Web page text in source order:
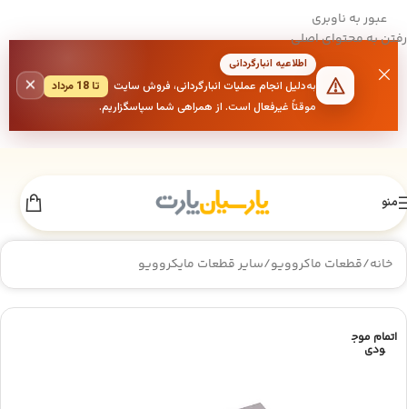
عبور به ناوبری
رفتن به محتوای اصلی
اطلاعیه انبارگردانی
به‌دلیل انجام عملیات انبارگردانی، فروش سایت
تا 18 مرداد
موقتاً غیرفعال است. از همراهی شما سپاسگزاریم.
×
منو
خانه/قطعات ماکروویو/سایر قطعات مایکروویو
اتمام موج
ودی